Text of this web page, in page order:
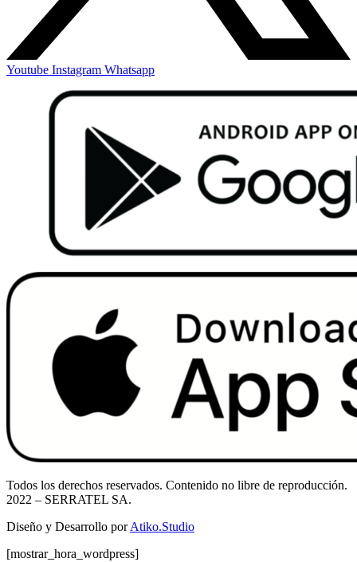
Youtube Instagram Whatsapp
Todos los derechos reservados. Contenido no libre de reproducción.
2022 – SERRATEL SA.
Diseño y Desarrollo porAtiko.Studio
[mostrar_hora_wordpress]